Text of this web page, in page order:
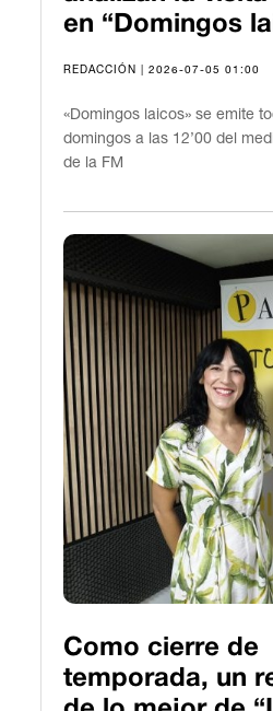
en “Domingos
REDACCIÓN | 2026-07-05 01:00
«Domingos laicos» se emite
domingos a las 12’00 del
de la FM
Como cierre de
temporada, un